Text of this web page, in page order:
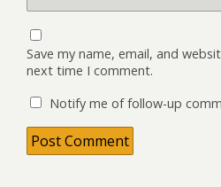
Save my name, email, and
next time I comment.
Notify me of follow-up